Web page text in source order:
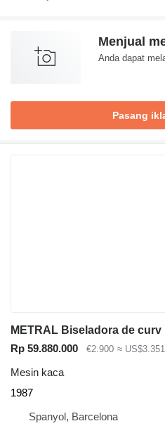
Menjual
Anda dapat
Pasang
METRAL Biseladora de curv
Rp 59.880.000
€2.900 ≈ US$3.351
Mesin kaca
1987
Spanyol, Barcelona